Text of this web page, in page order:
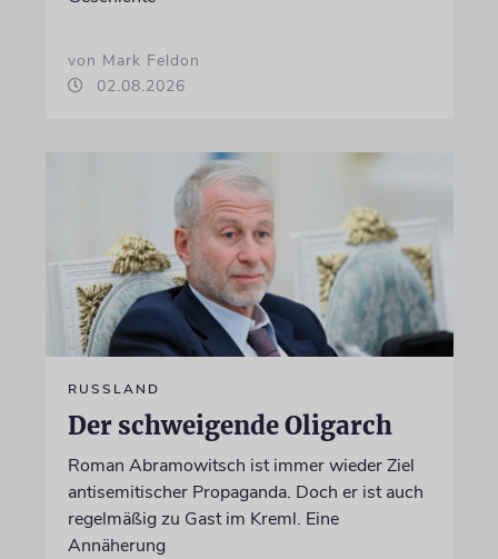
von Mark Feldon
02.08.2026
RUSSLAND
Der schweigende Oligarch
Roman Abramowitsch ist immer wieder Ziel
antisemitischer Propaganda. Doch er ist auch
regelmäßig zu Gast im Kreml. Eine
Annäherung